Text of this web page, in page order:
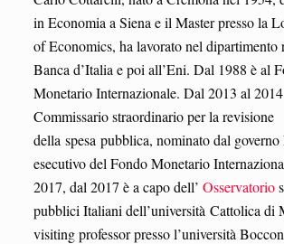
in Economia a Siena e il Master presso la
of Economics, ha lavorato nel dipartimento
Banca d’Italia e poi all’Eni. Dal 1988 è al
Monetario Internazionale. Dal 2013 al
Commissario straordinario per la revisione
della spesa pubblica, nominato dal
esecutivo del Fondo Monetario
2017, dal 2017 è a capo dell’ Osservatorio
pubblici Italiani dell’università Cattolica di
visiting professor presso l’università